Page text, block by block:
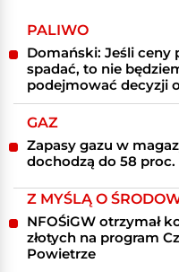
PALIWO
Domański: Jeśli ceny
spadać, to nie
podejmować decyzji
GAZ
Zapasy gazu w
dochodzą do 58 proc.
Z MYŚLĄ O
NFOŚiGW otrzymał
złotych na program
Powietrze